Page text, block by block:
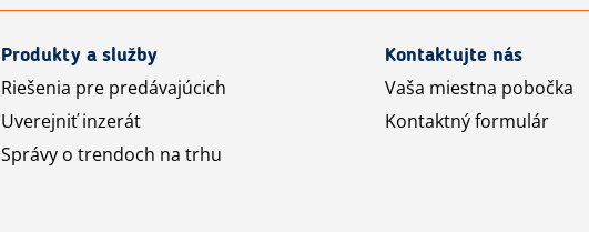
Produkty a služby
Riešenia pre predávajúcich
Uverejniť inzerát
Správy o trendoch na trhu
Kontaktujte nás
Vaša miestna pobočka
Kontaktný formulár